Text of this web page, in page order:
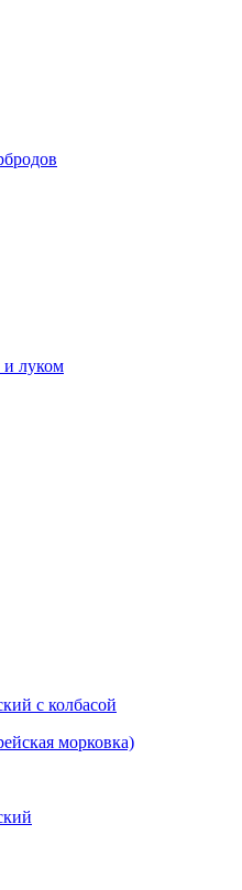
и луком
с колбасой
морковка)